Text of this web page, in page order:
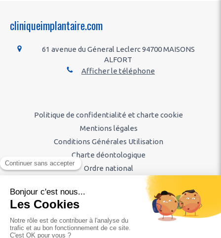
cliniqueimplantaire.com
61 avenue du Géneral Leclerc 94700 MAISONS
ALFORT
Afficher le téléphone
Politique de confidentialité et charte cookie
Mentions légales
Conditions Générales Utilisation
Charte déontologique
Ordre national
Annuaires chirurgiens dentistes
Honoraires & Remboursement
Diaporama